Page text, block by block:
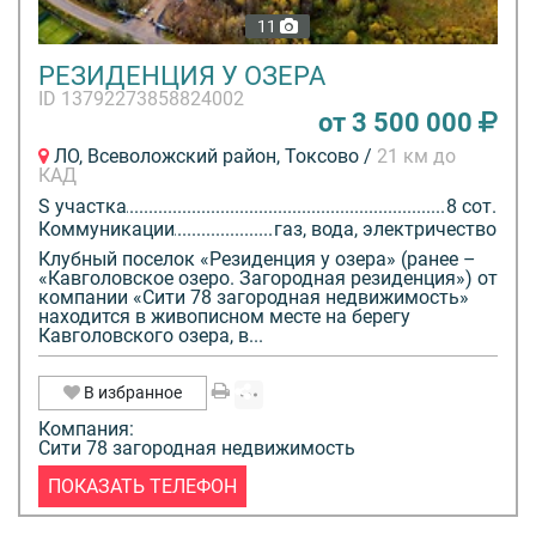
11
РЕЗИДЕНЦИЯ У ОЗЕРА
ID 13792273858824002
от 3 500 000
ЛО, Всеволожский район, Токсово / 21 км до
КАД
S участка
8 сот.
Коммуникации
газ, вода, электричество
Клубный поселок «Резиденция у озера» (ранее –
«Кавголовское озеро. Загородная резиденция») от
компании «Сити 78 загородная недвижимость»
находится в живописном месте на берегу
Кавголовского озера, в...
В избранное
Компания:
Сити 78 загородная недвижимость
ПОКАЗАТЬ ТЕЛЕФОН